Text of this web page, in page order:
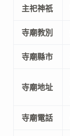
主祀神祇
寺廟教別
寺廟縣市
寺廟地址
寺廟電話